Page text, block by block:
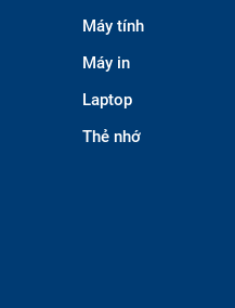
Máy tính
Máy in
Laptop
Thẻ nhớ